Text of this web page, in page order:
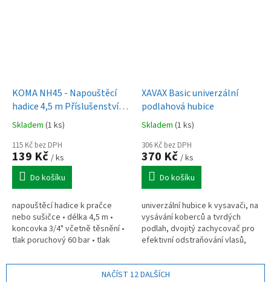
KOMA NH45 - Napouštěcí
hadice 4,5 m Příslušenství k
pračkám a sušičkám
Skladem (1 ks)
115 Kč bez DPH
139 Kč / ks
Do košíku
napouštěcí hadice k pračce
nebo sušičce • délka 4,5 m •
koncovka 3/4" včetně těsnění •
tlak poruchový 60 bar • tlak
25 °C • počet ks v balení - 1ks
XAVAX Basic univerzální
podlahová hubice
Skladem (1 ks)
306 Kč bez DPH
370 Kč / ks
Do košíku
univerzální hubice k vysavači, na
vysávání koberců a tvrdých
podlah, dvojitý zachycovač pro
efektivní odstraňování vlasů,
trubici s průměrem 35 a 32 mm
NAČÍST 12 DALŠÍCH